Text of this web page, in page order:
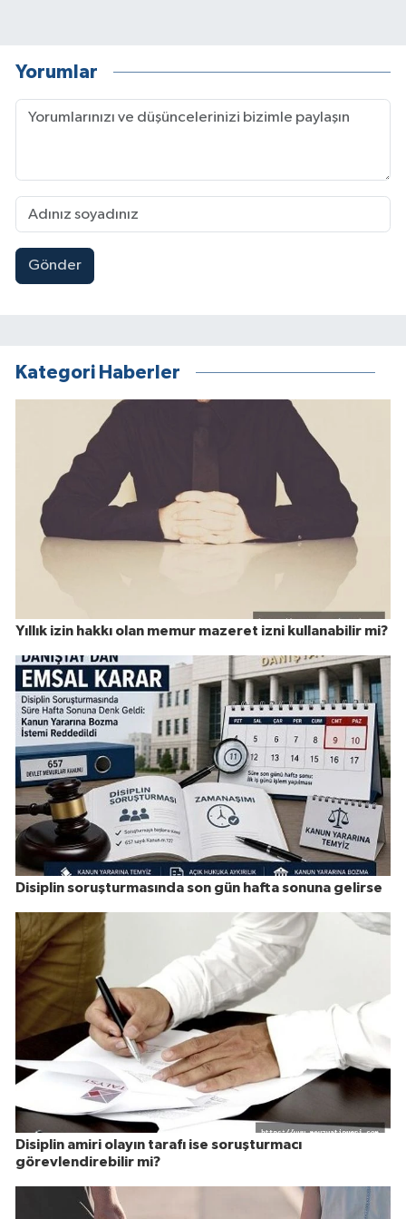
Yorumlar
Gönder
Kategori Haberler
Yıllık izin hakkı olan memur mazeret izni kullanabilir mi?
Disiplin soruşturmasında son gün hafta sonuna gelirse
Disiplin amiri olayın tarafı ise soruşturmacı
görevlendirebilir mi?